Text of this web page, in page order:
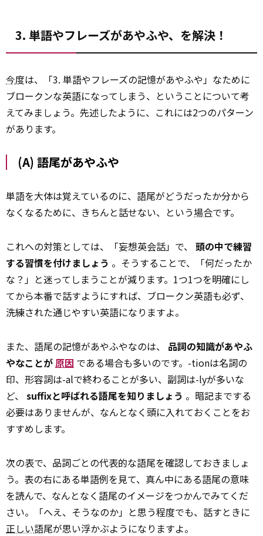
3. 単語やフレーズがあやふや、を解決！
今度は、「3. 単語やフレーズの記憶があやふや」なために
ブロークンな英語になってしまう、ということについて考
えてみましょう。先述したように、これには2つのパターン
があります。
(A) 語尾があやふや
単語を大体は覚えているのに、語尾がどうだったか分から
なくなるために、きちんと話せない、という場合です。
これへの対策としては、「妄想英会話」で、 頭の中で練習
する習慣を付けましょう 。そうすることで、「何だったか
な？」と迷ってしまうことが減ります。1つ1つを明確にし
てから本番で話すようにすれば、ブロークン英語も必ず、
洗練された通じやすい英語になりますよ。
また、語尾の記憶があやふやなのは、 品詞の知識があやふ
やなことが原因 である場合も多いのです。-tionは名詞の
印、形容詞は-alで終わることが多い、副詞は-lyが多いな
ど、 suffixと呼ばれる語尾を知りましょう 。暗記までする
必要はありませんが、なんとなく頭に入れておくことをお
すすめします。
次の表で、品詞ごとの代表的な語尾を確認しておきましょ
う。表の右にある単語例を見て、真ん中にある語尾の意味
を読んで、なんとなく語尾のイメージをつかんでみてくだ
さい。「へえ、そうなのか」と思う程度でも、話すときに
正しい語尾が思い浮かぶようになりますよ。